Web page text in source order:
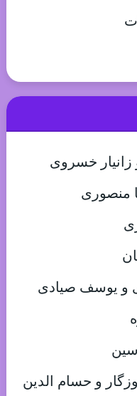
زانیار خسروی
منصوری
و یوسف صیادی
و حسام الدین